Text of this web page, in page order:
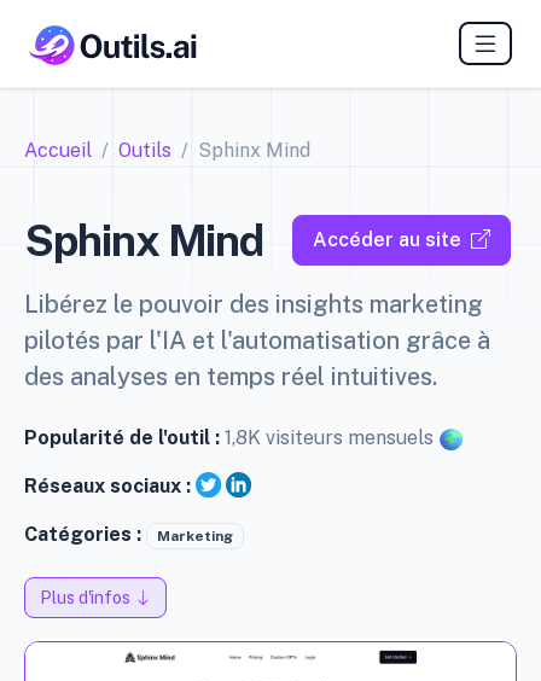
Accueil Outils Sphinx Mind
Sphinx Mind Accéder au site
Libérez le pouvoir des insights marketing
pilotés par l'IA et l'automatisation grâce à
des analyses en temps réel intuitives.
Popularité de l'outil : 1,8K visiteurs mensuels
Réseaux sociaux :
Catégories : Marketing
Plus d'infos